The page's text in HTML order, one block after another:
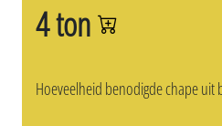
4 ton
Hoeveelheid benodigde chape uit